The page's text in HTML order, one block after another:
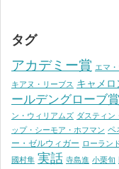
タグ
アカデミー賞 エマ
キアヌ・リーブス キャメロ
ールデングローブ賞
ン・ウィリアムズ ダスティン
ップ・シーモア・ホフマン ペ
ー・ゼルウィガー ローラン
國村隼 実話 寺島進 小栗旬